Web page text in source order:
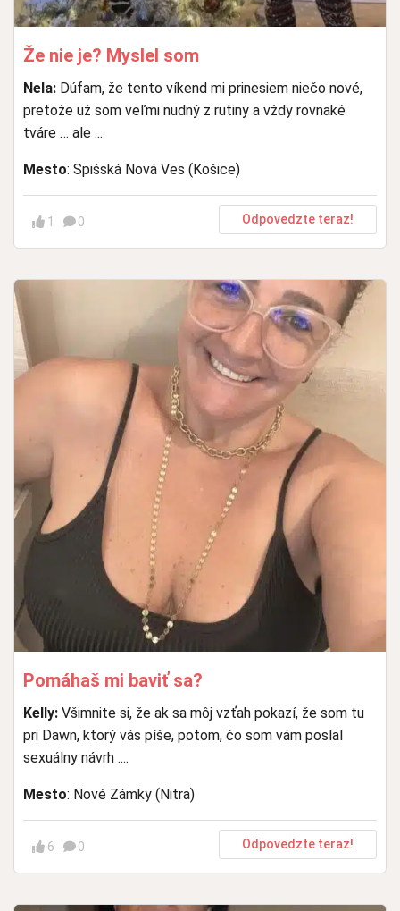
Že nie je? Myslel som
Nela: Dúfam, že tento víkend mi prinesiem niečo nové,
pretože už som veľmi nudný z rutiny a vždy rovnaké
tváre … ale ...
Mesto: Spišská Nová Ves (Košice)
1 0 Odpovedzte teraz!
Pomáhaš mi baviť sa?
Kelly: Všimnite si, že ak sa môj vzťah pokazí, že som tu
pri Dawn, ktorý vás píše, potom, čo som vám poslal
sexuálny návrh ....
Mesto: Nové Zámky (Nitra)
6 0 Odpovedzte teraz!